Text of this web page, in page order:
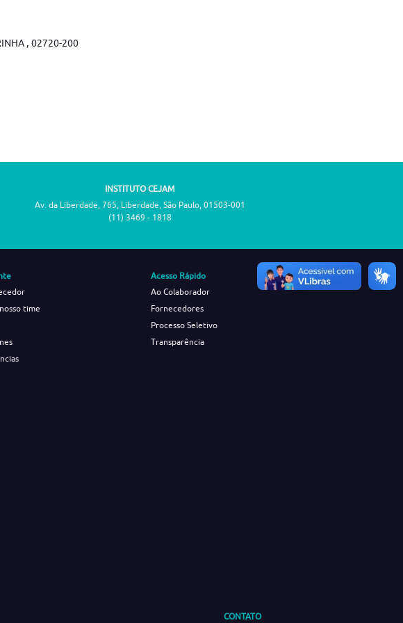
, 02720-200
INSTITUTO CEJAM
Av. da Liberdade, 765, Liberdade, São Paulo, 01503-001
(11) 3469 - 1818
time
Acesso Rápido
Ao Colaborador
Fornecedores
Processo Seletivo
Transparência
CONTATO